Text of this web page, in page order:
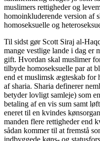
muslimers rettigheder og
homoinkluderende version af
homoseksuelle og
Til sidst gør Scott Siraj al-
mange vestlige lande i dag er
gift. Hvordan skal muslimer
tilbyde homoseksuelle par at
end et muslimsk ægteskab for
af sharia. Sharia definerer
betyder lovligt samleje) som
betaling af en vis sum samt
eneret til en kvindes
manden flere rettigheder end
sådan kommer til at fremstå
indbyggede køns- og